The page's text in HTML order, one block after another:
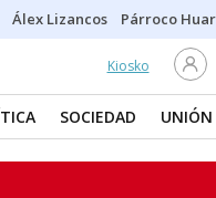
Álex Lizancos Párroco
Kiosko
SOCIEDAD UNIÓN